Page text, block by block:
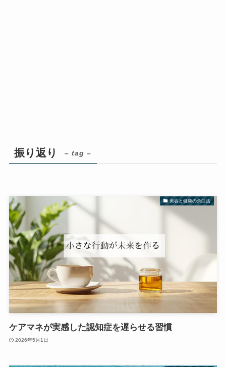
振り返り – tag –
美容と健康の余白活
ケアマネが実感した認知症を遅らせる習慣
2026年5月1日